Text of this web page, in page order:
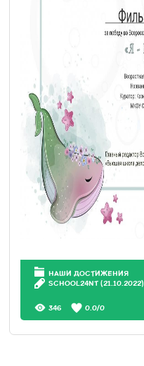
НАШИ ДОСТИЖЕНИЯ
SCHOOL24NT (21.10.2022)
346 0.0/0